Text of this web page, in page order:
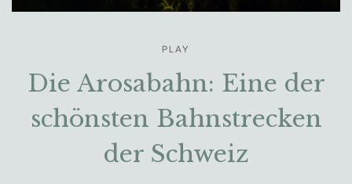
PLAY
Die Arosabahn: Eine der
schönsten Bahnstrecken
der Schweiz